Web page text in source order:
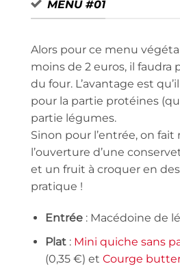
MENU #01
Alors pour ce menu
moins de 2 euros, il faudra
du four. L’avantage est
pour la partie protéines
partie légumes.
Sinon pour l’entrée, on fait
l’ouverture d’une
et un fruit à croquer en
pratique !
Entrée: Macédoine de
Plat: Mini quiche sans
(0,35 €) et Courge